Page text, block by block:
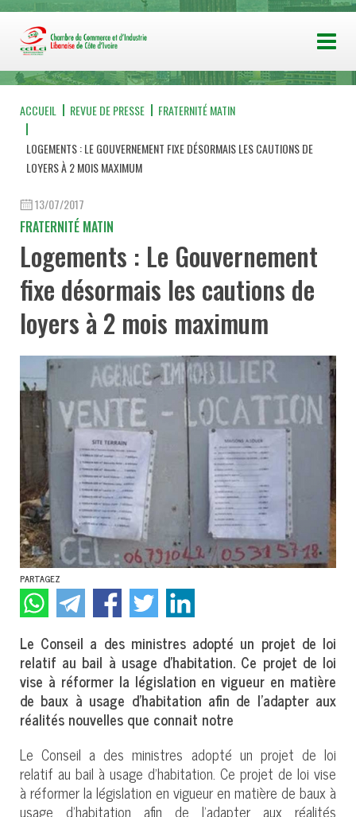
ACCUEIL REVUE DE PRESSE FRATERNITÉ MATIN
LOGEMENTS : LE GOUVERNEMENT FIXE DÉSORMAIS LES CAUTIONS DE
LOYERS À 2 MOIS MAXIMUM
13/07/2017
FRATERNITÉ MATIN
Logements : Le Gouvernement
fixe désormais les cautions de
loyers à 2 mois maximum
PARTAGEZ
Le Conseil a des ministres adopté un projet de loi
relatif au bail à usage d’habitation. Ce projet de loi
vise à réformer la législation en vigueur en matière
de baux à usage d’habitation afin de l’adapter aux
réalités nouvelles que connait notre
Le Conseil a des ministres adopté un projet de loi
relatif au bail à usage d’habitation. Ce projet de loi vise
à réformer la législation en vigueur en matière de baux à
usage d’habitation afin de l’adapter aux réalités